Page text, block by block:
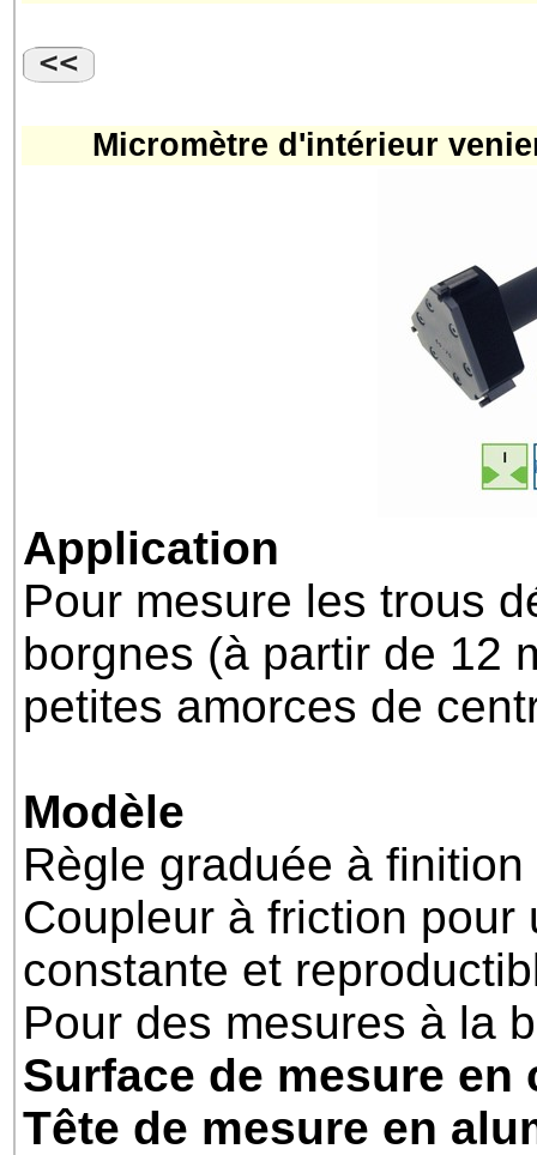
Micromètre d'intérieur
Application
Pour mesure les trous
borgnes (à partir de 12
petites amorces de
Modèle
Règle graduée à
Coupleur à friction pour
constante et
Pour des mesures à la
Surface de mesure en
Tête de mesure en